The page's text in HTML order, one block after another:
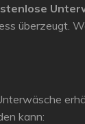
überzeugt.
kann: